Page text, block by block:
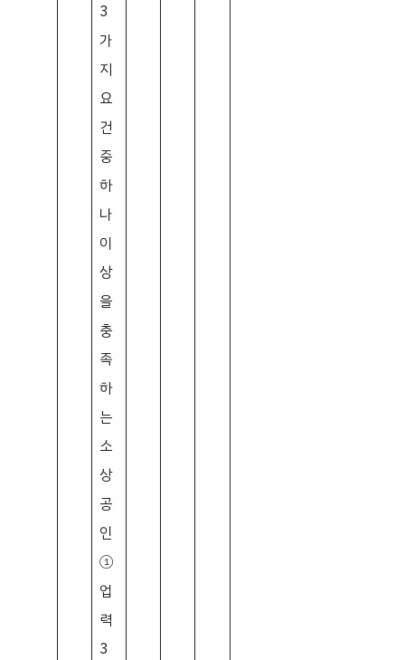
3
가
지
요
건
중
하
나
이
상
을
충
족
하
는
소
상
공
인
①
업
력
3